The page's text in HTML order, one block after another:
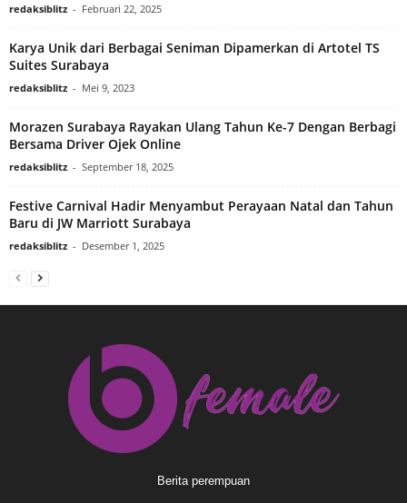
redaksiblitz - Februari 22, 2025
Karya Unik dari Berbagai Seniman Dipamerkan di Artotel TS
Suites Surabaya
redaksiblitz - Mei 9, 2023
Morazen Surabaya Rayakan Ulang Tahun Ke-7 Dengan Berbagi
Bersama Driver Ojek Online
redaksiblitz - September 18, 2025
Festive Carnival Hadir Menyambut Perayaan Natal dan Tahun
Baru di JW Marriott Surabaya
redaksiblitz - Desember 1, 2025
Berita perempuan